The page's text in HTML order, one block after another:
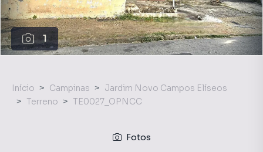
1
Início Campinas
Jardim Novo Campos Elíseos
Terreno
TE0027_OPNCC
Fotos